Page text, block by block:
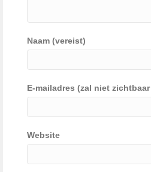
Naam (vereist)
E-mailadres (zal niet
Website